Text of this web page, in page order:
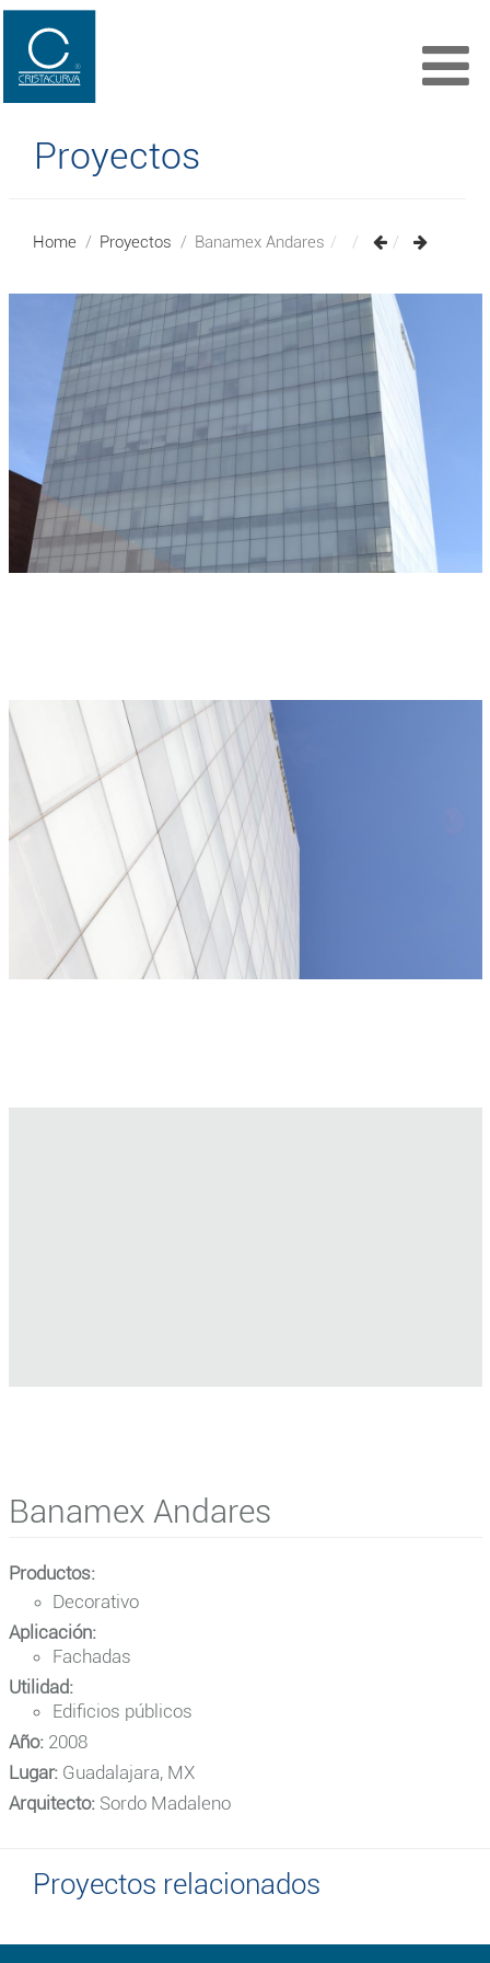
Proyectos
Home Proyectos Banamex Andares
Banamex Andares
Productos:
Decorativo
Aplicación:
Fachadas
Utilidad:
Edificios públicos
Año: 2008
Lugar: Guadalajara, MX
Arquitecto: Sordo Madaleno
Proyectos relacionados